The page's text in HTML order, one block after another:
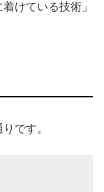
けている技術」
です。